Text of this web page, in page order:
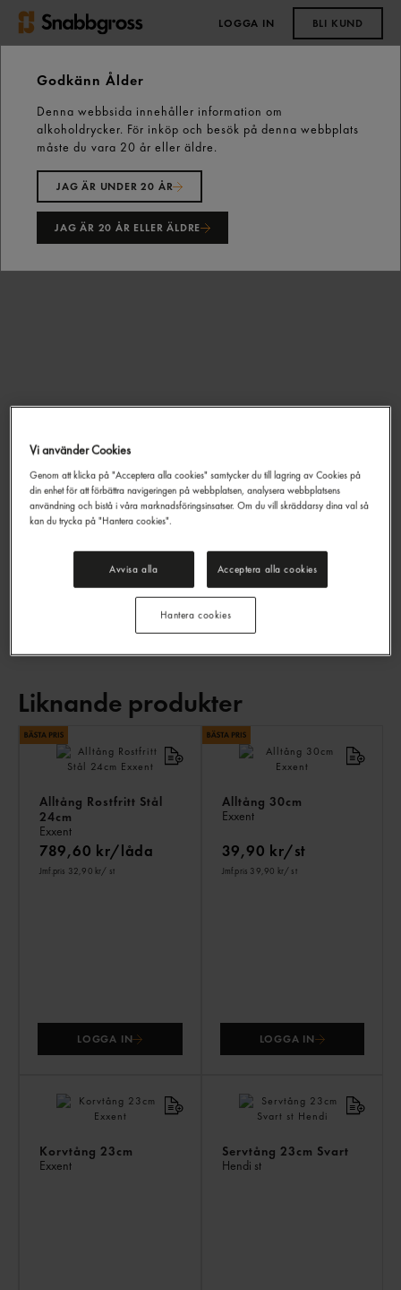
LOGGA IN BLI KUND
Start Vårt sortiment Non Food
Köksutrustning
Redskap & Husgeråd
Korvtång 16cm Exxent
Korvtång
Exxent16cm
EAN: 17393107651085
LOGGA IN
Liknande produkter
Alltång Rostfritt Stål
24cm
Exxent
789,60 kr/låda
Jmf.pris 32,90 kr/ st
LOGGA IN
Alltång 30cm
Exxent
39,90 kr/st
Jmf.pris 39,90 kr/ st
LOGGA IN
Korvtång 23cm
Exxent
Servtång 23cm Svart
Hendi st
Godkänn Ålder
Denna webbsida innehåller information om
alkoholdrycker. För inköp och besök på denna webbplats
måste du vara 20 år eller äldre.
JAG ÄR UNDER 20 ÅR
JAG ÄR 20 ÅR ELLER ÄLDRE
Vi använder Cookies
Genom att klicka på "Acceptera alla cookies" samtycker du till lagring av Cookies på
din enhet för att förbättra navigeringen på webbplatsen, analysera webbplatsens
användning och bistå i våra marknadsföringsinsatser. Om du vill skräddarsy dina val så
kan du trycka på "Hantera cookies".
Avvisa alla Acceptera alla cookies
Hantera cookies